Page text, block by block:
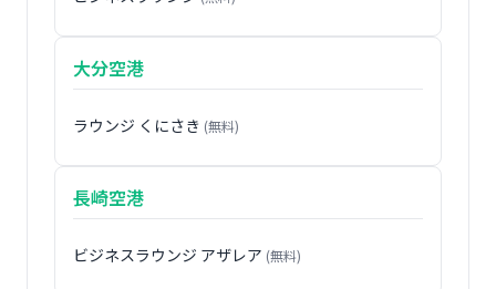
大分空港
ラウンジ くにさき (無料)
長崎空港
ビジネスラウンジ アザレア (無料)